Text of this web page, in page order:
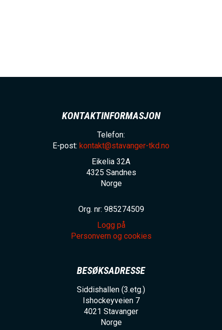
KONTAKTINFORMASJON
Telefon:
E-post: kontakt@stavanger-tkd.no
Eikelia 32A
4325 Sandnes
Norge
Org. nr: 985274509
Logg på
Personvern og cookies
BESØKSADRESSE
Siddishallen (3.etg.)
Ishockeyveien 7
4021 Stavanger
Norge